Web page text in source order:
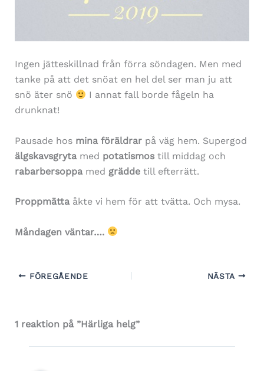
Ingen jätteskillnad från förra söndagen. Men med
tanke på att det snöat en hel del ser man ju att
snö äter snö
I annat fall borde fågeln ha
drunknat!
Pausade hos mina föräldrar på väg hem. Supergod
älgskavsgrytamed potatismostill middag och
rabarbersoppamed gräddetill efterrätt.
Proppmättaåkte vi hem för att tvätta. Och mysa.
Måndagen väntar….
FÖREGÅENDE NÄSTA
1 reaktion på ”Härliga helg”